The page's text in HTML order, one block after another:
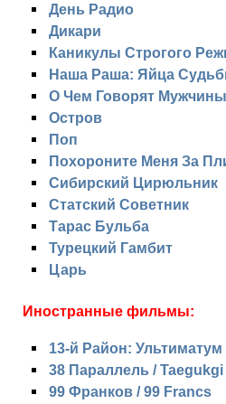
День Радио
Дикари
Каникулы Строгого
Наша Раша: Яйца
О Чем Говорят Мужчины
Остров
Поп
Похороните Меня За
Сибирский Цирюльник
Статский Советник
Тарас Бульба
Турецкий Гамбит
Царь
Иностранные фильмы:
13-й Район:
38 Параллель /
99 Франков / 99 Francs